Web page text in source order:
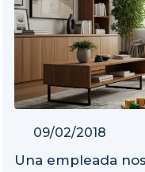
09/02/2018
Una empleada